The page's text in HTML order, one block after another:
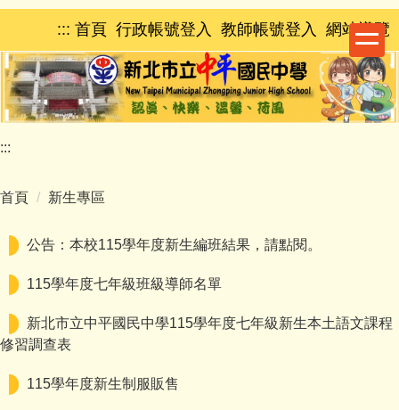
跳
主
要
內
容
區
::: 首頁 行政帳號登入 教師帳號登入 網站導覽
:::
首頁 新生專區
公告：本校115學年度新生編班結果，請點閱。
115學年度七年級班級導師名單
新北市立中平國民中學115學年度七年級新生本土語文課程
修習調查表
115學年度新生制服販售